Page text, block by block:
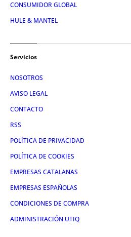
CONSUMIDOR GLOBAL
HULE & MANTEL
Servicios
NOSOTROS
AVISO LEGAL
CONTACTO
RSS
POLÍTICA DE PRIVACIDAD
POLÍTICA DE COOKIES
EMPRESAS CATALANAS
EMPRESAS ESPAÑOLAS
CONDICIONES DE COMPRA
ADMINISTRACIÓN UTIQ